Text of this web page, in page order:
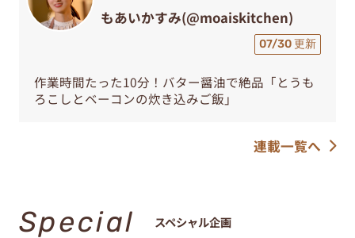
もあいかすみ(@moaiskitchen)
07/30 更新
作業時間たった10分！バター醤油で絶品「とうも
ろこしとベーコンの炊き込みご飯」
連載一覧へ
Special スペシャル企画